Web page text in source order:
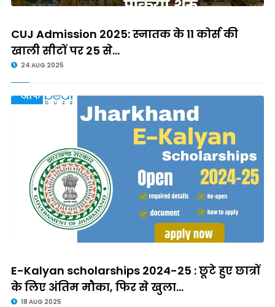
CUJ Admission 2025: स्नातक के 11 कोर्स की
खाली सीटों पर 25 से...
24 AUG 2025
E-Kalyan scholarships 2024-25 : छूटे हुए छात्रों
के लिए अंतिम मौका, फिर से खुला...
18 AUG 2025